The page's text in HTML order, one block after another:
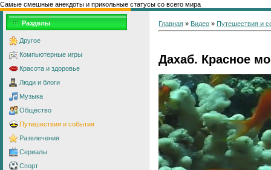
Самые смешные анекдоты и прикольные статусы со всего мира
Разделы
Другое
Компьютерные игры
Красота и здоровье
Люди и блоги
Музыка
Общество
Путешествия и события
Развлечения
Сериалы
Спорт
Главная » Видео » Путешествия и
Дахаб. Красное